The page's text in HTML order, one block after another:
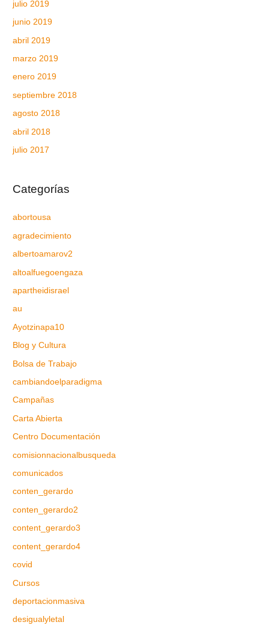
julio 2019
junio 2019
abril 2019
marzo 2019
enero 2019
septiembre 2018
agosto 2018
abril 2018
julio 2017
Categorías
abortousa
agradecimiento
albertoamarov2
altoalfuegoengaza
apartheidisrael
au
Ayotzinapa10
Blog y Cultura
Bolsa de Trabajo
cambiandoelparadigma
Campañas
Carta Abierta
Centro Documentación
comisionnacionalbusqueda
comunicados
conten_gerardo
conten_gerardo2
content_gerardo3
content_gerardo4
covid
Cursos
deportacionmasiva
desigualyletal